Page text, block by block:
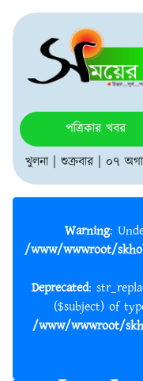
পত্রিকার খবর
খুলনা | শুক্রবার | ০৭
Warning :
/www/wwwroot/
Deprecated: str_replace(): Passing null to parameter #3
($subject) of
/www/wwwroot/